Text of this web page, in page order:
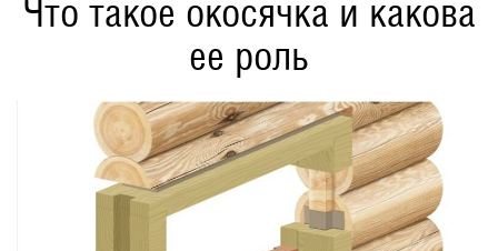
Что такое окосячка и какова
ее роль